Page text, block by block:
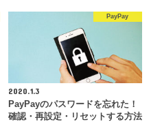
PayPay
2020.1.3
PayPayのパスワードを忘れた！
確認・再設定・リセットする方法